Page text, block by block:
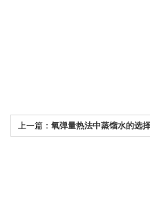
上一篇： 氧弹量热法中蒸馏水的选